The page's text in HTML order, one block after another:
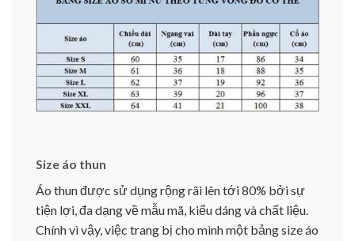
Size áo thun
Áo thun được sử dụng rộng rãi lên tới 80% bởi sự
tiện lợi, đa dạng về mẫu mã, kiểu dáng và chất liệu.
Chính vì vậy, việc trang bị cho mình một bảng size áo